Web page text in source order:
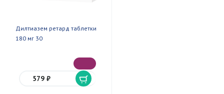
Дилтиазем ретард таблетки
180 мг 30
579 ₽